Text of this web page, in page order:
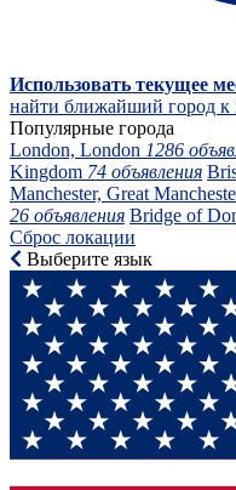
Использовать текущее
найти ближайший город
Популярные города
London, London 1286
Kingdom 74 объявления
Manchester, Great
26 объявления Bridge of
Сброс локации
Выберите язык